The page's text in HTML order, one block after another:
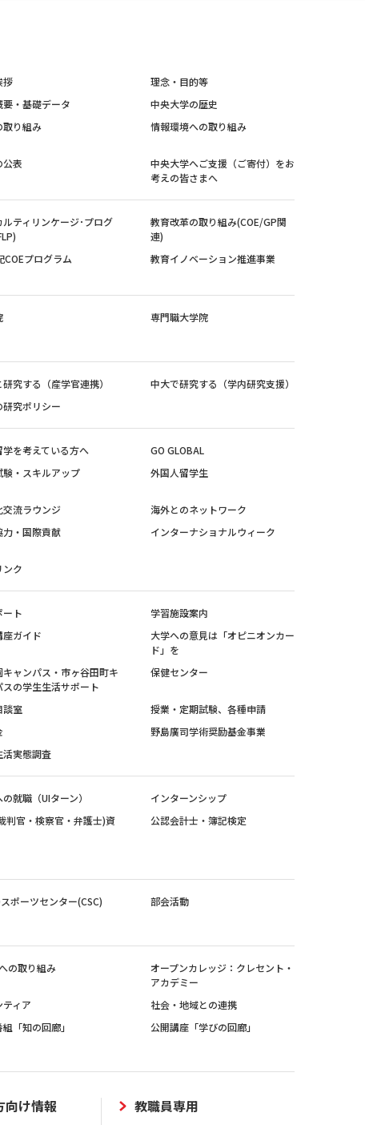
拶
理念・目的等
要・基礎データ
中央大学の歴史
取り組み 情報環境への取り組み
公表
中央大学へご支援（ご寄付）をお
考えの皆さまへ
ルティリンケージ･プログ
教育改革の取り組み(COE/GP関
連)
COEプログラム 教育イノベーション推進事業
専門職大学院
究する（産学官連携）
中大で研究する（学内研究支援）
研究ポリシー
学を考えている方へ
GO GLOBAL
験・スキルアップ 外国人留学生
交流ラウンジ
海外とのネットワーク
力・国際貢献 インターナショナルウィーク
ンク
ト
学習施設案内
座ガイド
大学への意見は「オピニオンカー
ド」を
キャンパス・市ヶ谷田町キ
スの学生生活サポート
保健センター
談室
授業・定期試験、各種申請
野島廣司学術奨励基金事業
活実態調査
就職（UIターン）
インターンシップ
判官・検察官・弁護士)資
公認会計士・簿記検定
ポーツセンター(CSC)
部会活動
の取り組み
オープンカレッジ：クレセント・
アカデミー
ィア
社会・地域との連携
「知の回廊」
公開講座「学びの回廊」
向け情報 教職員専用